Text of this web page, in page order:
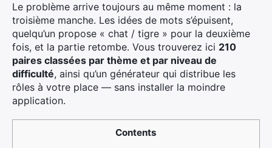
Le problème arrive toujours au même moment : la
troisième manche. Les idées de mots s’épuisent,
quelqu’un propose « chat / tigre » pour la deuxième
fois, et la partie retombe. Vous trouverez ici 210
paires classées par thème et par niveau de
difficulté, ainsi qu’un générateur qui distribue les
rôles à votre place — sans installer la moindre
application.
Contents